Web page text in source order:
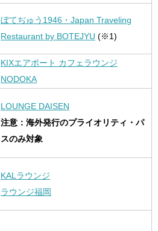
ぼてぢゅう1946・Japan Traveling
Restaurant by BOTEJYU (※1)
KIXエアポート カフェラウンジ
NODOKA
LOUNGE DAISEN
注意：海外発行のプライオリティ・パ
スのみ対象
KALラウンジ
ラウンジ福岡